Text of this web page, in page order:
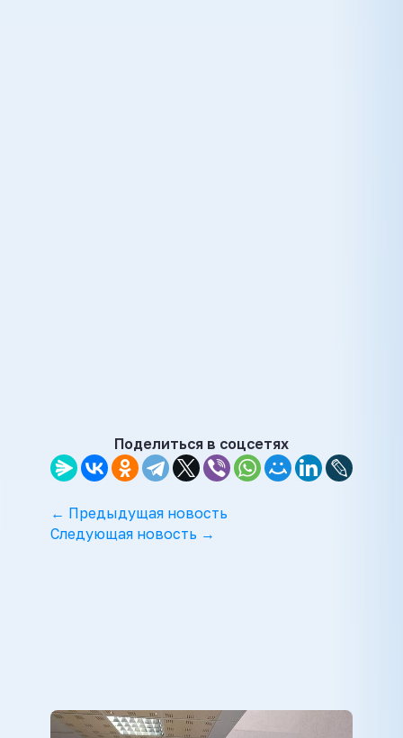
Поделиться в соцсетях
← Предыдущая новость
Следующая новость →